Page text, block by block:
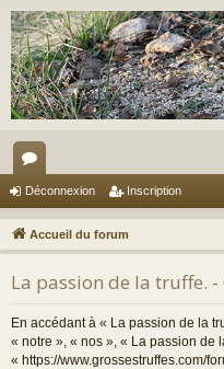
or
u
m
s
Déconnexion Inscription
Accueil du forum
La passion de la truffe.
En accédant à « La passion de la
« notre », « nos », « La passion de
« https://www.grossestruffes.com/